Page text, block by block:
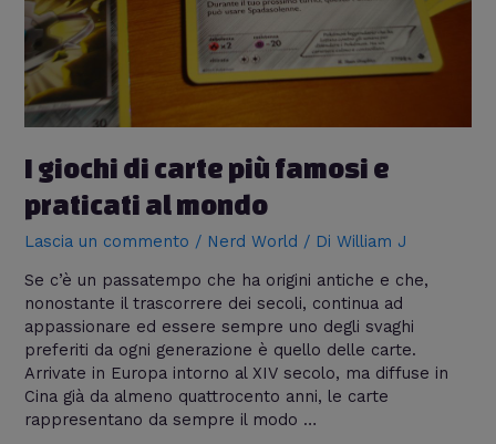
I giochi di carte più famosi e
praticati al mondo
Lascia un commento / Nerd World / DiWilliam J
Se c’è un passatempo che ha origini antiche e che,
nonostante il trascorrere dei secoli, continua ad
appassionare ed essere sempre uno degli svaghi
preferiti da ogni generazione è quello delle carte.
Arrivate in Europa intorno al XIV secolo, ma diffuse in
Cina già da almeno quattrocento anni, le carte
rappresentano da sempre il modo …
mondo